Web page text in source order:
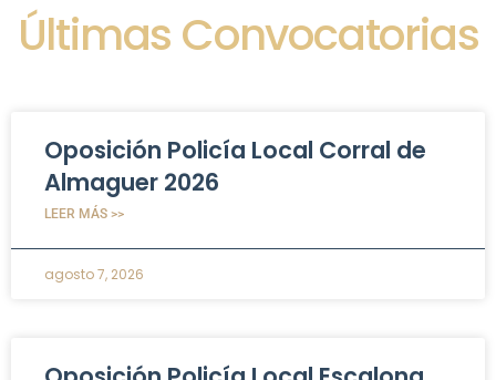
Últimas Convocatorias
Oposición Policía Local Corral de
Almaguer 2026
LEER MÁS >>
agosto 7, 2026